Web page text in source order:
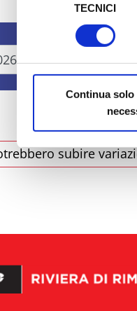
consenso
TECNICI
Continua solo
A
subire